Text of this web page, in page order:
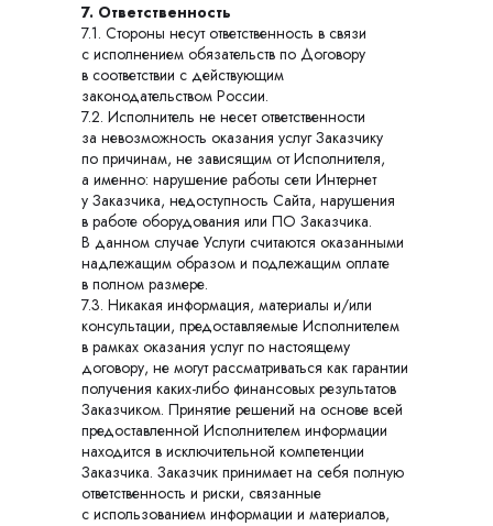
7. Ответственность
7.1. Стороны несут ответственность в связи
с исполнением обязательств по Договору
в соответствии с действующим
законодательством России.
7.2. Исполнитель не несет ответственности
за невозможность оказания услуг Заказчику
по причинам, не зависящим от Исполнителя,
а именно: нарушение работы сети Интернет
у Заказчика, недоступность Сайта, нарушения
в работе оборудования или ПО Заказчика.
В данном случае Услуги считаются оказанными
надлежащим образом и подлежащим оплате
в полном размере.
7.3. Никакая информация, материалы и/или
консультации, предоставляемые Исполнителем
в рамках оказания услуг по настоящему
договору, не могут рассматриваться как гарантии
получения каких-либо финансовых результатов
Заказчиком. Принятие решений на основе всей
предоставленной Исполнителем информации
находится в исключительной компетенции
Заказчика. Заказчик принимает на себя полную
ответственность и риски, связанные
с использованием информации и материалов,